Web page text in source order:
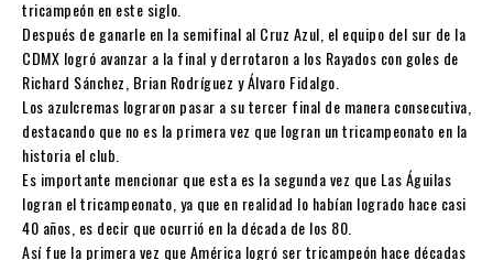
tricampeón en este siglo.
Después de ganarle en la semifinal al Cruz Azul, el equipo del sur de la
CDMX logró avanzar a la final y derrotaron a los Rayados con goles de
Richard Sánchez, Brian Rodríguez y Álvaro Fidalgo.
Los azulcremas lograron pasar a su tercer final de manera consecutiva,
destacando que no es la primera vez que logran un tricampeonato en la
historia el club.
Es importante mencionar que esta es la segunda vez que Las Águilas
logran el tricampeonato, ya que en realidad lo habían logrado hace casi
40 años, es decir que ocurrió en la década de los 80.
Así fue la primera vez que América logró ser tricampeón hace décadas